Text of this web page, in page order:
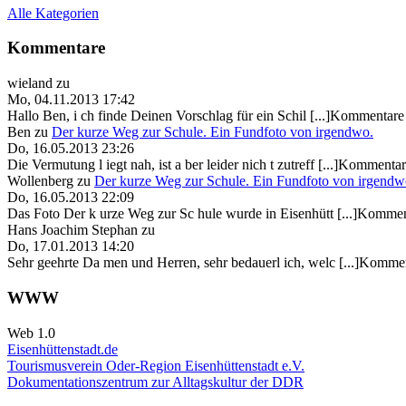
Alle Kategorien
Kommentare
wieland zu
Mo, 04.11.2013 17:42
Hallo Ben, i ch finde Deinen Vorschlag für ein Schil
Ben zu Der kurze Weg zur Schule. Ein Fundfoto von irgendwo.
Do, 16.05.2013 23:26
Die Vermutung l iegt nah, ist a ber leider nich t zutreff
Wollenberg zu Der kurze Weg zur Schule. Ein Fundfoto von
Do, 16.05.2013 22:09
Das Foto Der k urze Weg zur Sc hule wurde in Eisenhütt
Hans Joachim Stephan zu
Do, 17.01.2013 14:20
Sehr geehrte Da men und Herren, sehr bedauerl ich, welc
WWW
Web 1.0
Eisenhüttenstadt.de
Tourismusverein Oder-Region Eisenhüttenstadt e.V.
Dokumentationszentrum zur Alltagskultur der DDR